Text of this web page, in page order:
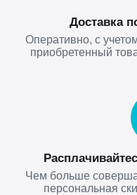
Доставка
Оперативно, с
приобретенный
Чем больше
персональная